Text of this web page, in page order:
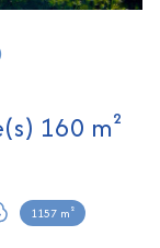
Villa 6 pièce(s) 6 chambre(s) 160 m²
1157 m²